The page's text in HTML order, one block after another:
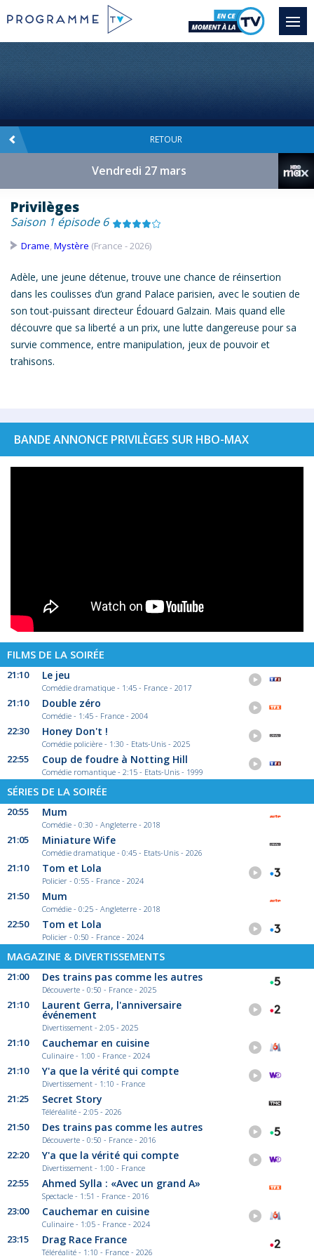
RETOUR
Vendredi 27 mars
Privilèges
Saison 1 épisode 6
Drame,Mystère (France - 2026)
Adèle, une jeune détenue, trouve une chance de réinsertion
dans les coulisses d’un grand Palace parisien, avec le soutien de
son tout-puissant directeur Édouard Galzain. Mais quand elle
découvre que sa liberté a un prix, une lutte dangereuse pour sa
survie commence, entre manipulation, jeux de pouvoir et
trahisons.
BANDE ANNONCE PRIVILÈGES SUR HBO-MAX
FILMS DE LA SOIRÉE
21:10 Le jeu
Comédie dramatique - 1:45 - France - 2017
21:10 Double zéro
Comédie - 1:45 - France - 2004
22:30 Honey Don't !
Comédie policière - 1:30 - Etats-Unis - 2025
22:55 Coup de foudre à Notting Hill
Comédie romantique - 2:15 - Etats-Unis - 1999
SÉRIES DE LA SOIRÉE
20:55 Mum
Comédie - 0:30 - Angleterre - 2018
21:05 Miniature Wife
Comédie dramatique - 0:45 - Etats-Unis - 2026
21:10 Tom et Lola
Policier - 0:55 - France - 2024
21:50 Mum
Comédie - 0:25 - Angleterre - 2018
22:50 Tom et Lola
Policier - 0:50 - France - 2024
MAGAZINE & DIVERTISSEMENTS
21:00 Des trains pas comme les autres
Découverte - 0:50 - France - 2025
21:10 Laurent Gerra, l'anniversaire
événement
Divertissement - 2:05 - 2025
21:10 Cauchemar en cuisine
Culinaire - 1:00 - France - 2024
21:10 Y'a que la vérité qui compte
Divertissement - 1:10 - France
21:25 Secret Story
Téléréalité - 2:05 - 2026
21:50 Des trains pas comme les autres
Découverte - 0:50 - France - 2016
22:20 Y'a que la vérité qui compte
Divertissement - 1:00 - France
22:55 Ahmed Sylla : «Avec un grand A»
Spectacle - 1:51 - France - 2016
23:00 Cauchemar en cuisine
Culinaire - 1:05 - France - 2024
23:15 Drag Race France
Téléréalité - 1:10 - France - 2026